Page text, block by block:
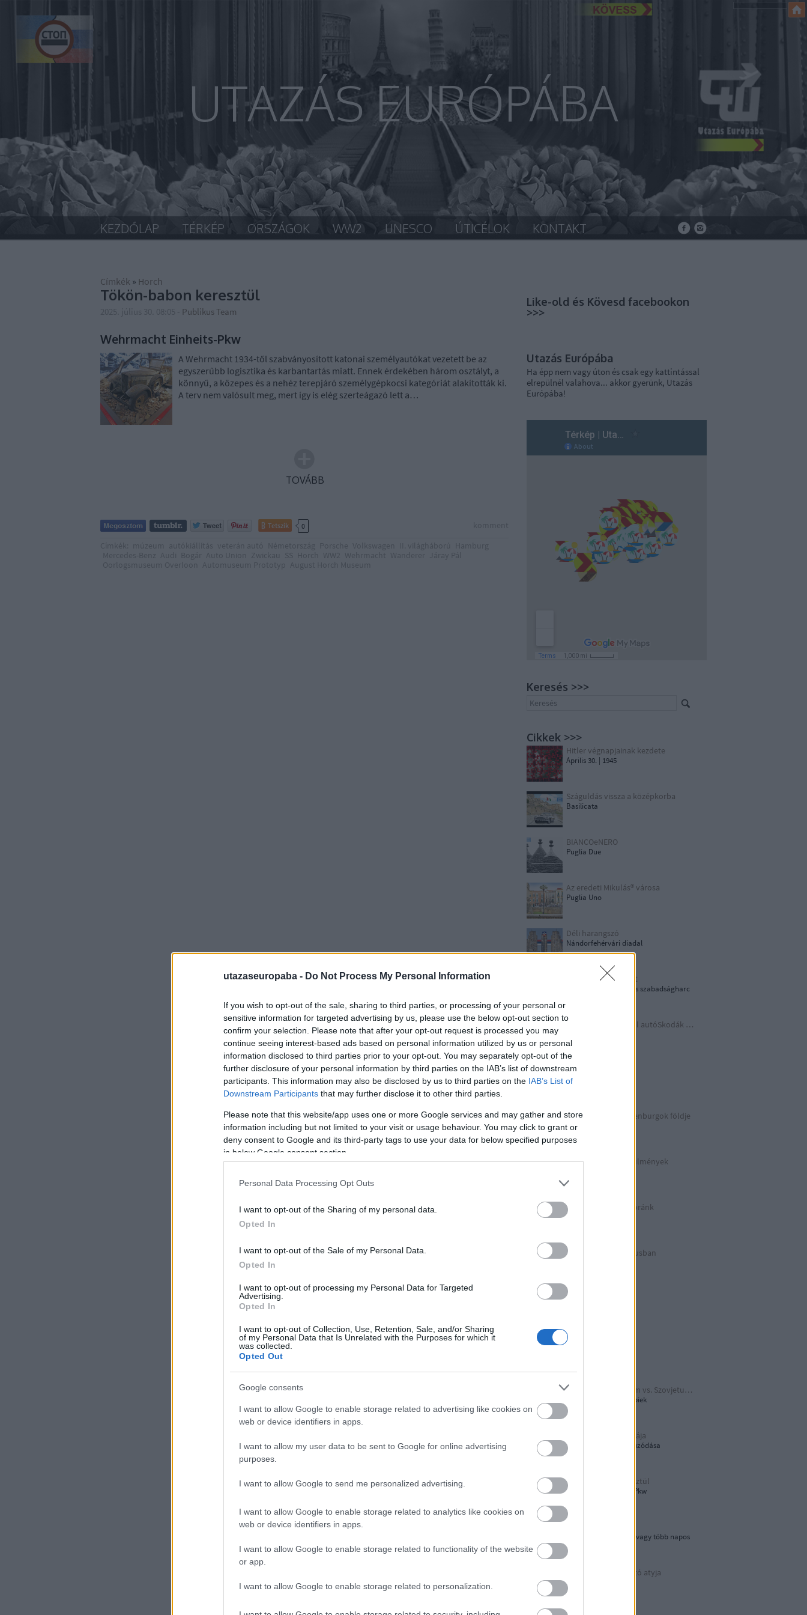
utazaseuropaba - Do Not Process My Personal Information
If you wish to opt-out of the sale, sharing to third parties, or processing of your personal or
sensitive information for targeted advertising by us, please use the below opt-out section to
confirm your selection. Please note that after your opt-out request is processed you may
continue seeing interest-based ads based on personal information utilized by us or personal
information disclosed to third parties prior to your opt-out. You may separately opt-out of the
further disclosure of your personal information by third parties on the IAB’s list of downstream
participants. This information may also be disclosed by us to third parties on the IAB’s List of
Downstream Participants that may further disclose it to other third parties.
Please note that this website/app uses one or more Google services and may gather and store
information including but not limited to your visit or usage behaviour. You may click to grant or
deny consent to Google and its third-party tags to use your data for below specified purposes
in below Google consent section.
Personal Data Processing Opt Outs
I want to opt-out of the Sharing of my personal data.
Opted In
I want to opt-out of the Sale of my Personal Data.
Opted In
I want to opt-out of processing my Personal Data for Targeted
Advertising.
Opted In
I want to opt-out of Collection, Use, Retention, Sale, and/or Sharing
of my Personal Data that Is Unrelated with the Purposes for which it
was collected.
Opted Out
Google consents
I want to allow Google to enable storage related to advertising like cookies on
web or device identifiers in apps.
I want to allow my user data to be sent to Google for online advertising
purposes.
I want to allow Google to send me personalized advertising.
I want to allow Google to enable storage related to analytics like cookies on
web or device identifiers in apps.
I want to allow Google to enable storage related to functionality of the website
or app.
I want to allow Google to enable storage related to personalization.
UTAZÁS EURÓPÁBA
KEZDŐLAP TÉRKÉP ORSZÁGOK WW2 UNESCO ÚTICÉLOK KONTAKT
Címkék » Horch
Tökön-babon keresztül
Publikus Team
Wehrmacht Einheits-Pkw
A Wehrmacht 1934-től szabványosított katonai személyautókat vezetett be az
egyszerűbb logisztika és karbantartás miatt. Ennek érdekében három osztályt, a
könnyű, a közepes és a nehéz terepjáró személygépkocsi kategóriát alakították ki.
A terv nem valósult meg, mert így is elég szerteágazó lett a…
TOVÁBB
Tetszik 0
Like-old és Kövesd facebookon
>>>
Utazás Európába
Ha épp nem vagy úton és csak egy kattintással
elrepülnél valahova... akkor gyerünk, Utazás
Európába!
Keresés >>>
Cikkek >>>
Hitler végnapjainak kezdete
Április 30. | 1945
Száguldás vissza a középkorba
Basilicata
BIANCOeNERO
Puglia Due
Az eredeti Mikulás® városa
Puglia Uno
Déli harangszó
Nándorfehérvári diadal
1956: Akkor és most
1956-os forradalom és szabadságharc
Időutazás a szocreál autóSkodák világába
Germania
Berlin 2. rész
Irány észak, a Guldenburgok földje
Észak-Németország
Halálos munkakörülmények
Berlinben ütött az óránk
Berlin 1. rész
Halálos listázás luxusban
Hitler első drónja
Honecker bosszúja
Harmadik Birodalom vs. Szovjetunió
A Katyusa meg a többiek
A hamburger őshazája
80 éves újjáépítés elhúzódása
Tökön-babon keresztül
Wehrmacht Einheits-Pkw
Egynapos kirándulás vagy több napos
városnézés
Az áramvonalas autó atyja
Járay Pál